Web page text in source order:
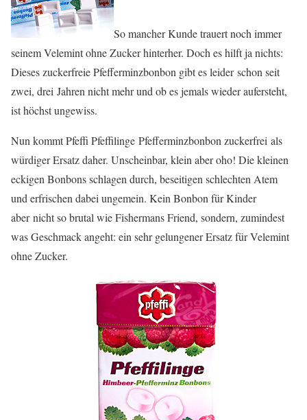
So mancher Kunde trauert noch immer
seinem Velemint ohne Zucker hinterher. Doch es hilft ja nichts:
Dieses zuckerfreie Pfefferminzbonbon gibt es leider schon seit
zwei, drei Jahren nicht mehr und ob es jemals wieder aufersteht,
ist höchst ungewiss.
Nun kommt Pfeffi Pfeffilinge Pfefferminzbonbon zuckerfrei als
würdiger Ersatz daher. Unscheinbar, klein aber oho! Die kleinen
eckigen Bonbons schlagen durch, beseitigen schlechten Atem
und erfrischen dabei ungemein. Kein Bonbon für Kinder
aber nicht so brutal wie Fishermans Friend, sondern, zumindest
was Geschmack angeht: ein sehr gelungener Ersatz für Velemint
ohne Zucker.